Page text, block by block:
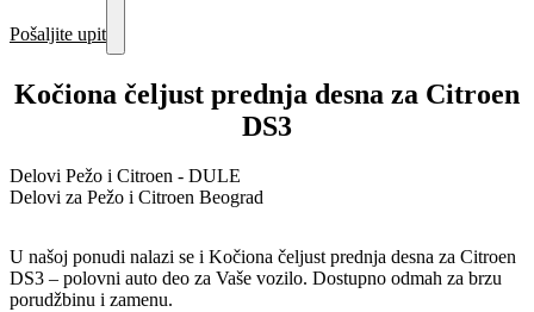
Pošaljite upit
Kočiona čeljust prednja desna za Citroen
DS3
Delovi Pežo i Citroen - DULE
Delovi za Pežo i Citroen Beograd
U našoj ponudi nalazi se i Kočiona čeljust prednja desna za Citroen
DS3 – polovni auto deo za Vaše vozilo. Dostupno odmah za brzu
porudžbinu i zamenu.